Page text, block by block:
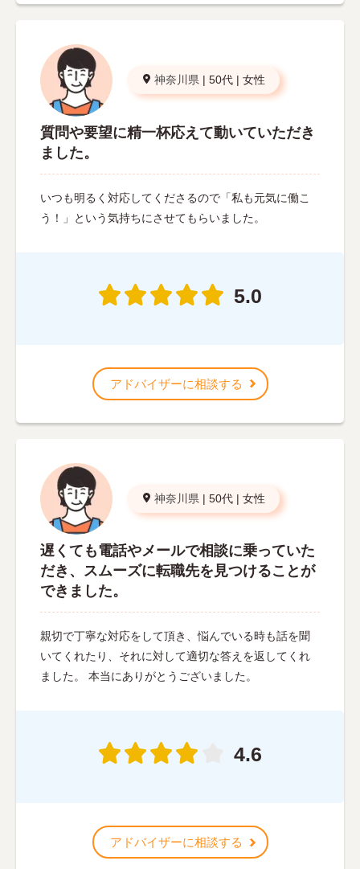
神奈川県 | 50代 | 女性
質問や要望に精一杯応えて動いていただき
ました。
いつも明るく対応してくださるので「私も元気に働こ
う！」という気持ちにさせてもらいました。
5.0
アドバイザーに相談する
神奈川県 | 50代 | 女性
遅くても電話やメールで相談に乗っていた
だき、スムーズに転職先を見つけることが
できました。
親切で丁寧な対応をして頂き、悩んでいる時も話を聞
いてくれたり、それに対して適切な答えを返してくれ
ました。 本当にありがとうございました。
4.6
アドバイザーに相談する